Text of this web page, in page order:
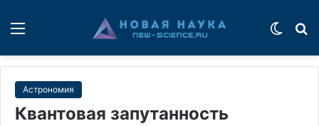
Астрономия
Квантовая запутанность